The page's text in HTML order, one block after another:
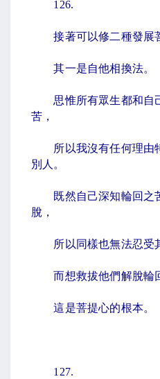
126.
接著可以修二種發展菩
其一是自他相換法。
思惟所有眾生都和自
苦，
所以我沒有任何理由
別人。
既然自己深知輪回之
脫，
所以同樣也無法忍受其
而想救拔他們解脫輪
這是菩提心的根本。
127.